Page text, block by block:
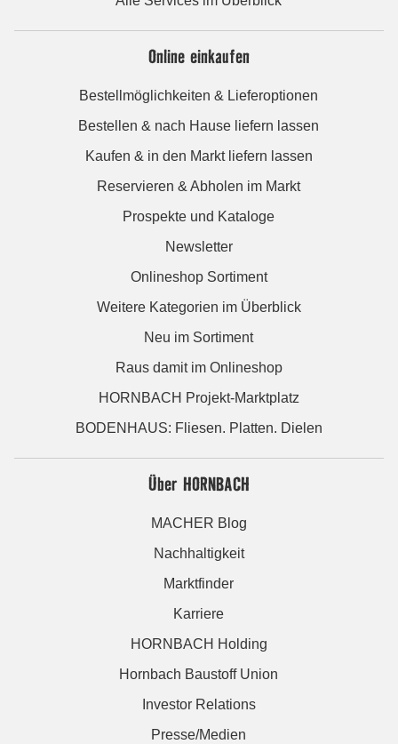
Online einkaufen
Bestellmöglichkeiten & Lieferoptionen
Bestellen & nach Hause liefern lassen
Kaufen & in den Markt liefern lassen
Reservieren & Abholen im Markt
Prospekte und Kataloge
Newsletter
Onlineshop Sortiment
Weitere Kategorien im Überblick
Neu im Sortiment
Raus damit im Onlineshop
HORNBACH Projekt-Marktplatz
BODENHAUS: Fliesen. Platten. Dielen
Über HORNBACH
MACHER Blog
Nachhaltigkeit
Marktfinder
Karriere
HORNBACH Holding
Hornbach Baustoff Union
Investor Relations
Presse/Medien